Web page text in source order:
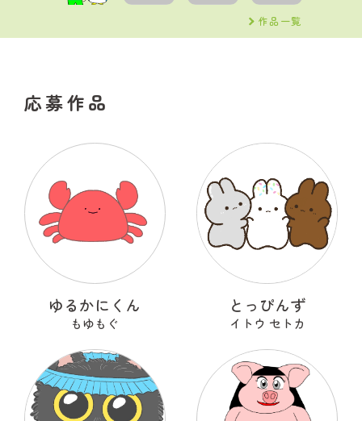
作品一覧
応募作品
ゆるかにくん
もゆもぐ
とっぴんず
イトウ セトカ